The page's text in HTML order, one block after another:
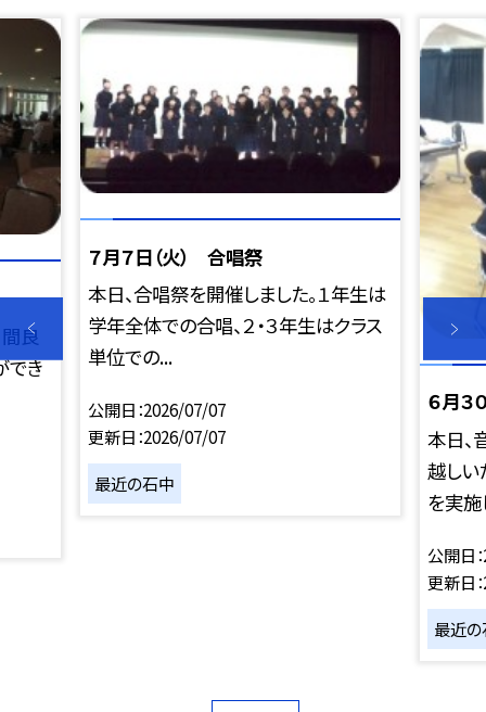
良
でき
７月７日（火） 合唱祭
本日、合唱祭を開催しました。１年生は
学年全体での合唱、２・３年生はクラス
単位での...
公開日 2026/07/07
更新日 2026/07/07
最近の石中
６月３
本日、
越しい
を実施
公開日
更新日
最近